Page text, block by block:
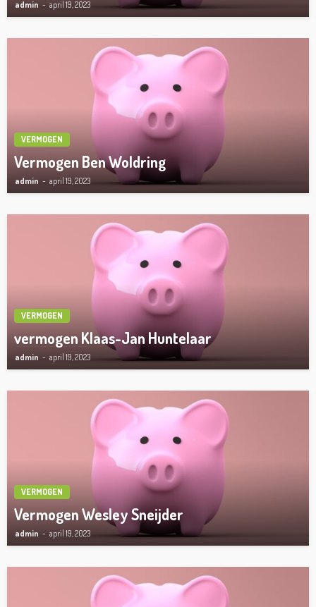
admin april 19, 2023
VERMOGEN
Vermogen Ben Woldring
admin april 19, 2023
VERMOGEN
vermogen Klaas-Jan Huntelaar
admin april 19, 2023
VERMOGEN
Vermogen Wesley Sneijder
admin april 19, 2023